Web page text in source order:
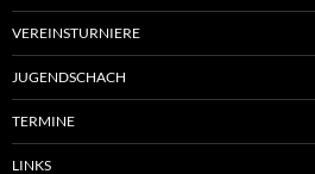
VEREINSTURNIERE
JUGENDSCHACH
TERMINE
LINKS